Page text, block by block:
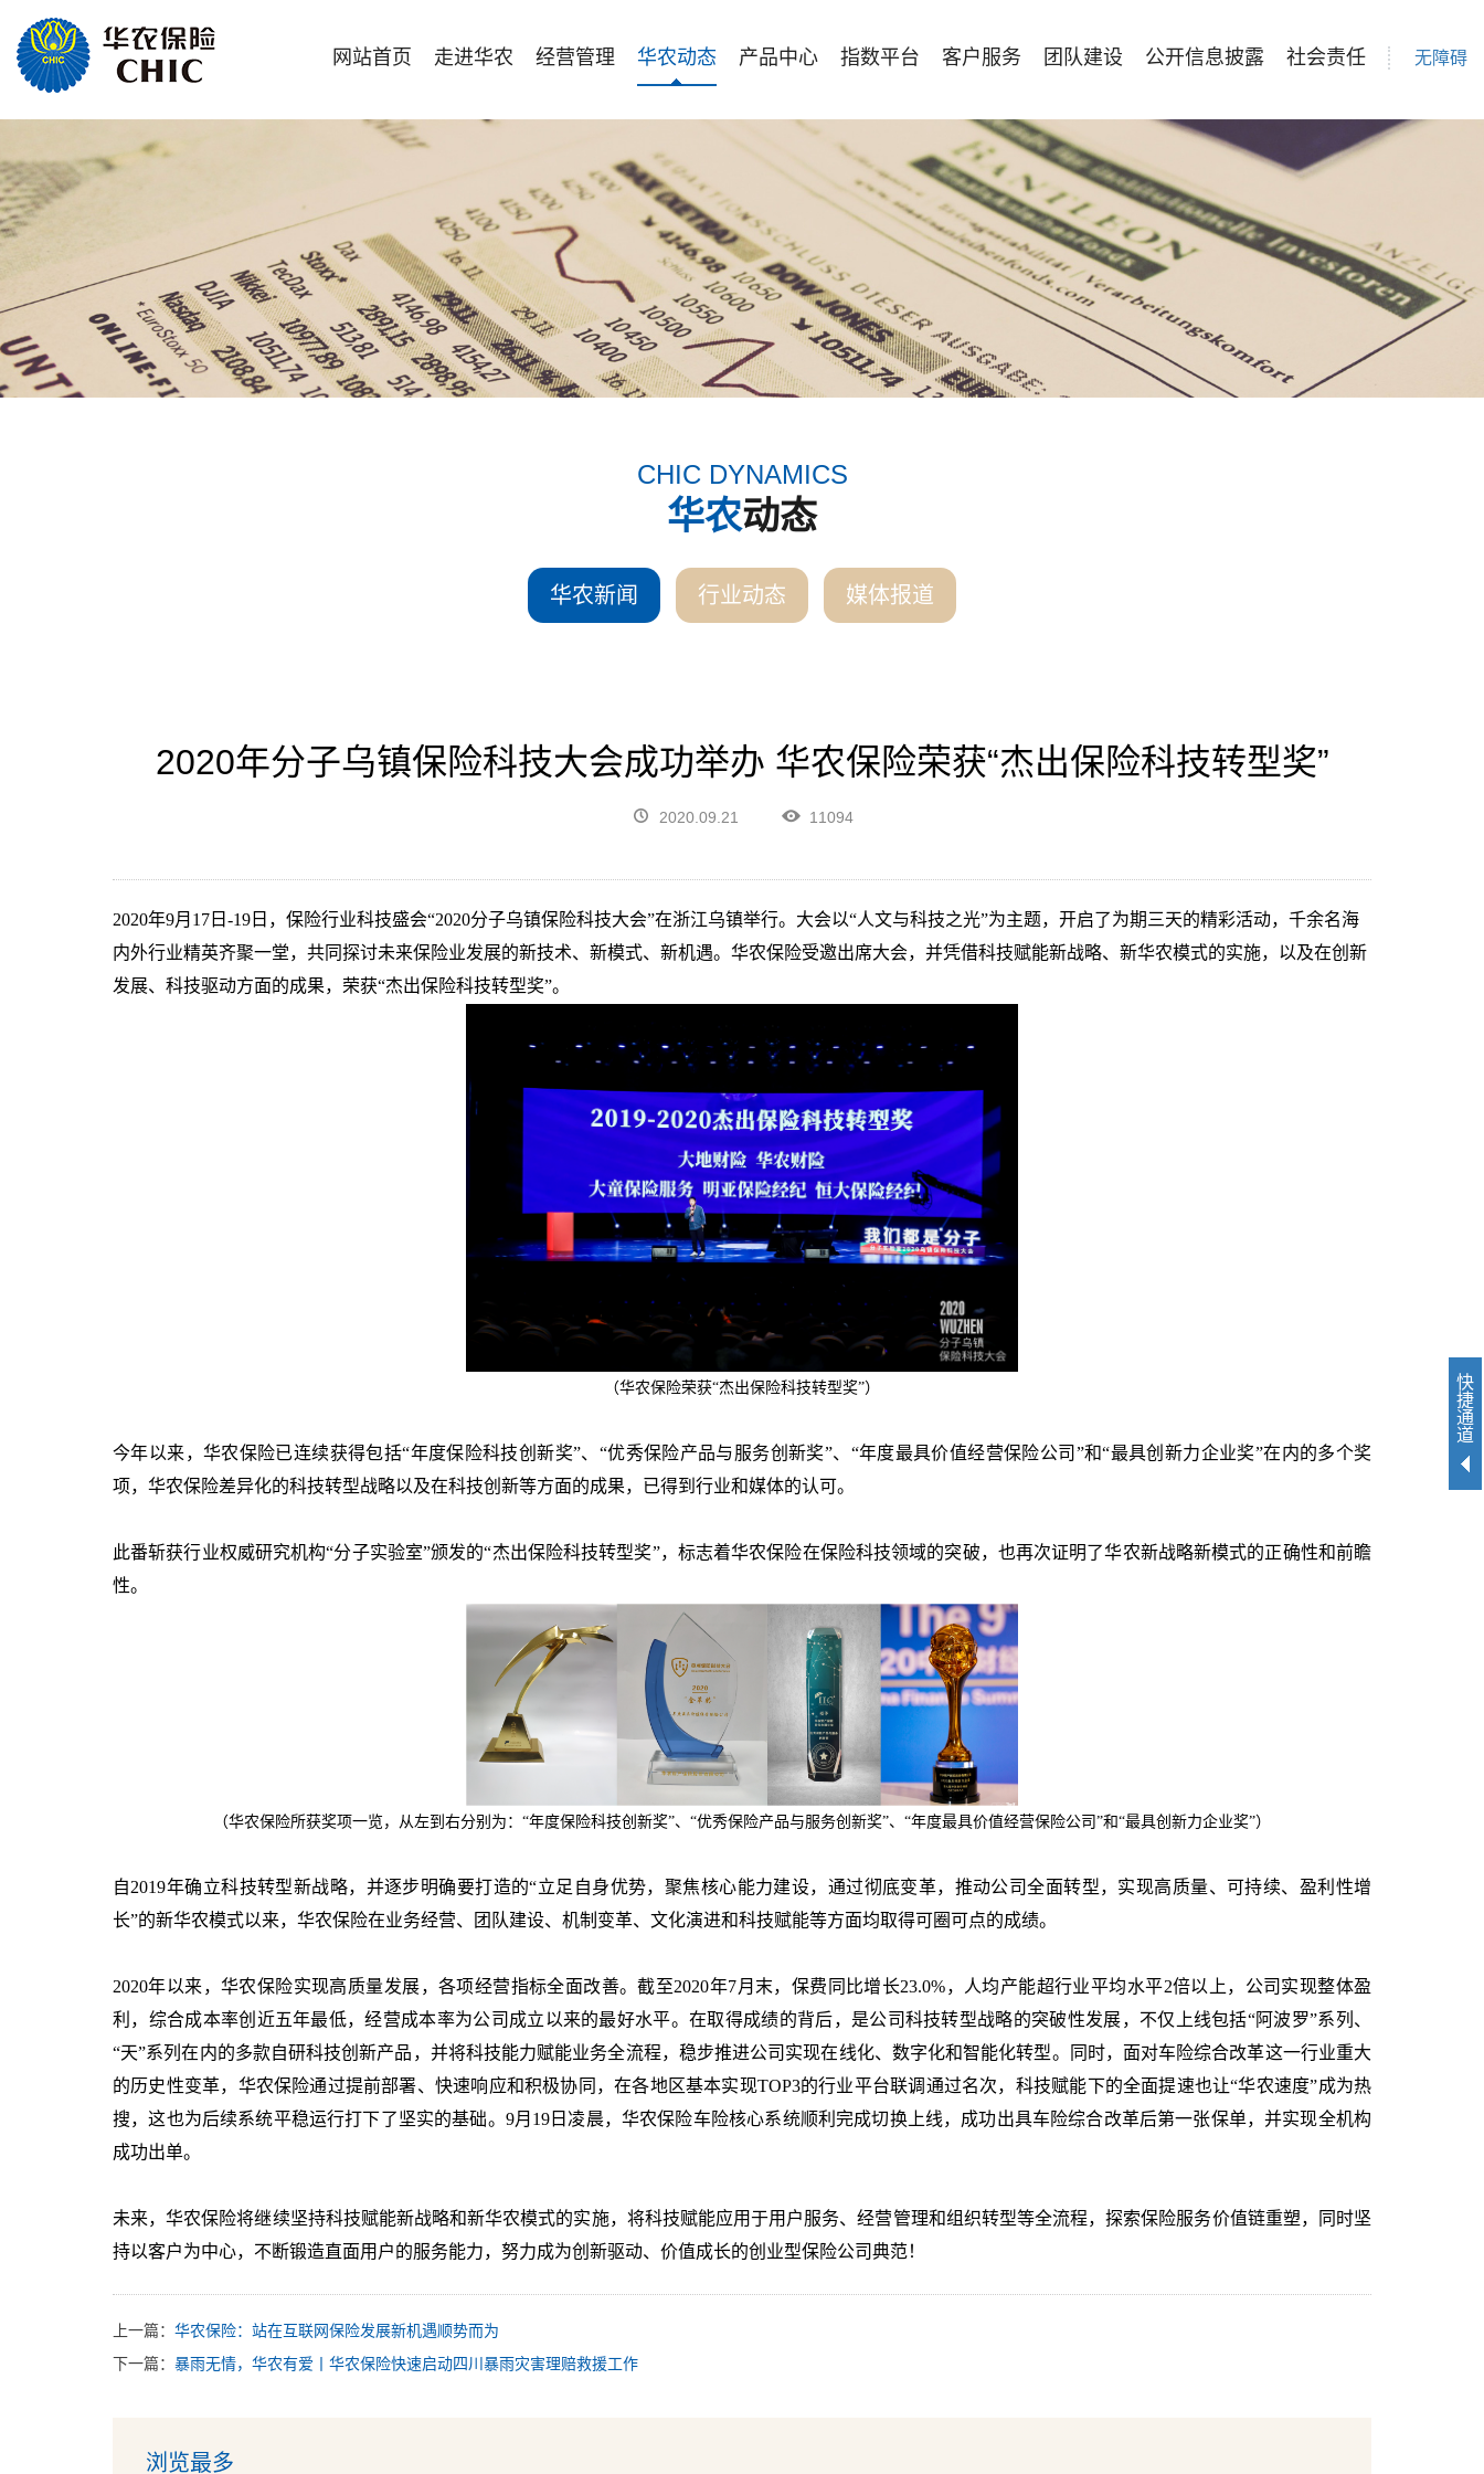
无障碍
网站首页 走进华农 经营管理 华农动态 产品中心 指数平台 客户服务 团队建设 公开信息披露 社会责任
CHIC DYNAMICS
华农动态
华农新闻 行业动态 媒体报道
2020年分子乌镇保险科技大会成功举办 华农保险荣获“杰出保险科技转型奖”
2020.09.21 11094
2020年9月 17 日 -19 日，保险行业科技盛会“2020分子乌镇保险科技大会”在浙江乌镇举行。大会以“人文与科技之光”为主题，开启了为期三天的精彩活动，千余名海
内外行业精英齐聚一堂，共同探讨未来保险业发展的新技术、新模式、新机遇。华农保险受邀出席大会，并凭借科技赋能新战略、新华农模式的实施，以及在创新
发展、科技驱动方面的成果，荣获“杰出保险科技转型奖”。
（华农保险荣获“杰出保险科技转型奖”）
今年以来，华农保险已连续获得包括“年度保险科技创新奖”、 “优秀保险产品与服务创新奖”、 “年度最具价值经营保险公司 ”和“最具创新力企业奖”在内的多个奖
项，华农保险差异化的科技转型战略以及在科技创新等方面的成果，已得到行业和媒体的认可。
此番斩获行业权威研究机构“分子实验室”颁发的“杰出保险科技转型奖”，标志着华农保险在保险科技领域的突破，也再次证明了华农新战略新模式的正确性和前瞻
性。
（华农保险所获奖项一览，从左到右分别为： “年度保险科技创新奖”、 “优秀保险产品与服务创新奖”、 “年度最具价值经营保险公司 ”和“最具创新力企业奖”）
自2019年确立科技转型新战略，并逐步明确要打造的“立足自身优势，聚焦核心能力建设，通过彻底变革，推动公司全面转型，实现高质量、可持续、盈利性增
长”的新华农模式以来，华农保险在业务经营、团队建设、机制变革、文化演进和科技赋能等方面均取得可圈可点的成绩。
2020年以来，华农保险实现高质量发展，各项经营指标全面改善。截至2020年7月末，保费同比增长23.0%，人均产能超行业平均水平2倍以上，公司实现整体盈
利，综合成本率创近五年最低，经营成本率为公司成立以来的最好水平。在取得成绩的背后，是公司科技转型战略的突破性发展，不仅上线包括“阿波罗”系列、
“天”系列在内的多款自研科技创新产品，并将科技能力赋能业务全流程，稳步推进公司实现在线化、数字化和智能化转型。同时，面对车险综合改革这一行业重大
的历史性变革，华农保险通过提前部署、快速响应和积极协同，在各地区基本实现TOP3的行业平台联调通过名次，科技赋能下的全面提速也让“华农速度”成为热
搜，这也为后续系统平稳运行打下了坚实的基础。 9月 19 日凌晨，华农保险车险核心系统顺利完成切换上线，成功出具车险综合改革后第一张保单，并实现全机构
成功出单。
未来，华农保险将继续坚持科技赋能新战略和新华农模式的实施，将科技赋能应用于用户服务、经营管理和组织转型等全流程，探索保险服务价值链重塑，同时坚
持以客户为中心，不断锻造直面用户的服务能力，努力成为创新驱动、价值成长的创业型保险公司典范！
上一篇： 华农保险：站在互联网保险发展新机遇顺势而为
下一篇： 暴雨无情，华农有爱丨华农保险快速启动四川暴雨灾害理赔救援工作
浏览最多
快
捷
通
道